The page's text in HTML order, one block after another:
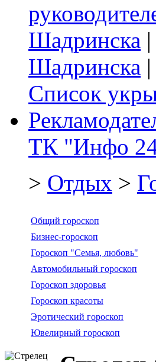
Шадринска |
Шадринска |
Список
ТК "Инфо
> Отдых >
Общий гороскоп
Бизнес-гороскоп
Гороскоп "Семья, любовь"
Автомобильный гороскоп
Гороскоп здоровья
Гороскоп красоты
Эротический гороскоп
Ювелирный гороскоп